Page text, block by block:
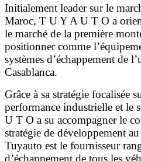
Initialement leader sur le
Maroc, T U Y A U T O a
le marché de la première
positionner comme
systèmes d’échappement de
Casablanca.
Grâce à sa stratégie focalisée
performance industrielle et le
U T O a su accompagner le
stratégie de développement
Tuyauto est le fournisseur
d’échappement de tous les